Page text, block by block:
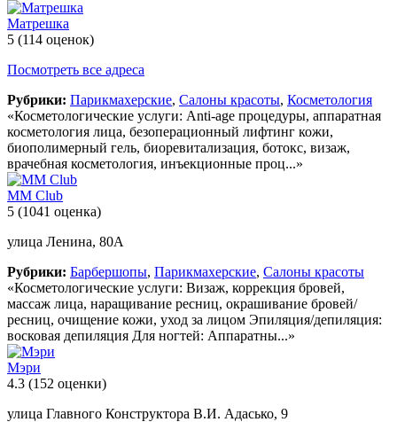
Матрешка
5 (114 оценок)
Посмотреть все адреса
Рубрики: Парикмахерские, Салоны красоты, Косметология
«Косметологические услуги: Anti-age процедуры, аппаратная
косметология лица, безоперационный лифтинг кожи,
биополимерный гель, биоревитализация, ботокс, визаж,
врачебная косметология, инъекционные проц...»
ММ Club
5 (1041 оценка)
улица Ленина, 80А
Рубрики: Барбершопы, Парикмахерские, Салоны красоты
«Косметологические услуги: Визаж, коррекция бровей,
массаж лица, наращивание ресниц, окрашивание бровей/
ресниц, очищение кожи, уход за лицом Эпиляция/депиляция:
восковая депиляция Для ногтей: Аппаратны...»
Мэри
4.3 (152 оценки)
улица Главного Конструктора В.И. Адасько, 9